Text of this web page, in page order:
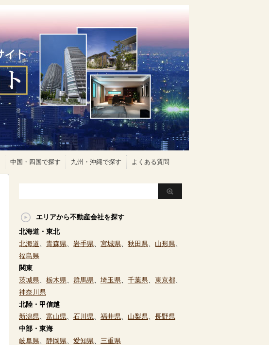
中国・四国で探す 九州・沖縄で探す よくある質問
エリアから不動産会社を探す
北海道・東北
北海道
青森県 岩手県 宮城県 秋田県 山形県
福島県
関東
茨城県
栃木県 群馬県 埼玉県 千葉県 東京都
神奈川県
北陸・甲信越
新潟県
富山県 石川県 福井県 山梨県
長野県
中部・東海
岐阜県
静岡県 愛知県
三重県